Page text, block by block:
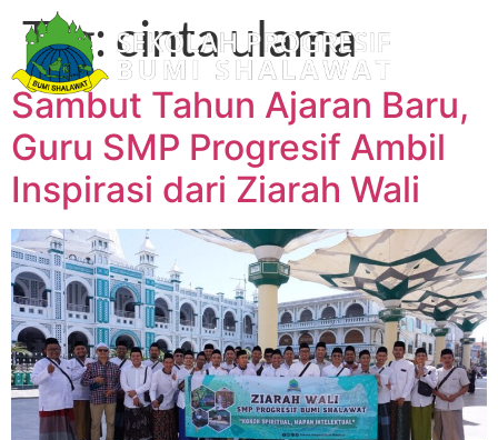
Tag: cinta ulama
Sambut Tahun Ajaran Baru,
Guru SMP Progresif Ambil
Inspirasi dari Ziarah Wali